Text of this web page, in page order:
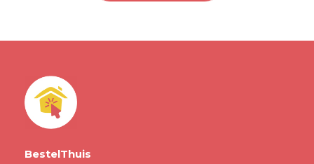
BestelThuis